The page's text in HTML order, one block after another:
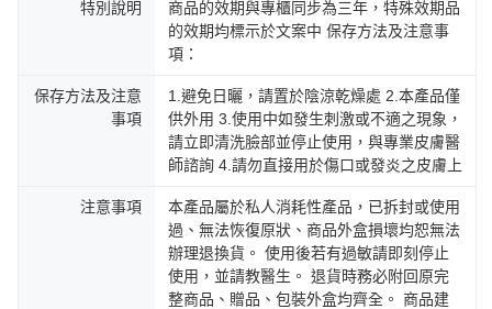
特別說明
商品的效期與專櫃同步為三年，特殊效期品
的效期均標示於文案中 保存方法及注意事
項：
保存方法及注意
事項
1.避免日曬，請置於陰涼乾燥處 2.本產品僅
供外用 3.使用中如發生刺激或不適之現象，
請立即清洗臉部並停止使用，與專業皮膚醫
師諮詢 4.請勿直接用於傷口或發炎之皮膚上
注意事項
本產品屬於私人消耗性產品，已拆封或使用
過、無法恢復原狀、商品外盒損壞均恕無法
辦理退換貨。 使用後若有過敏請即刻停止
使用，並請教醫生。 退貨時務必附回原完
整商品、贈品、包裝外盒均齊全。 商品建